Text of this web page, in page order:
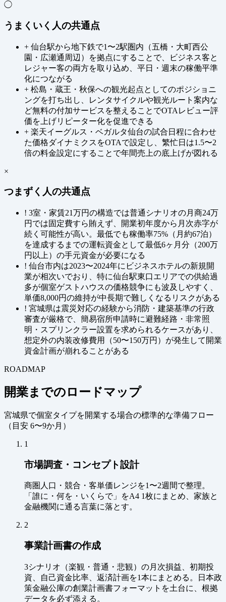
◯
うまくいく人の共通点
+ 仙台駅から地下鉄で1〜2駅圏内（五橋・大町西公
園・広瀬通周辺）を拠点にすることで、ビジネス客と
レジャー客の両方を取り込め、平日・週末の稼働平準
化につながる
+ 松島・蔵王・秋保への観光起点としてのポジショニ
ングを打ち出し、レンタサイクルや観光ルート案内な
ど無料の付加サービスを整えることでOTAレビュー評
価を上げリピーター化を促進できる
+ 楽天イーグルス・ベガルタ仙台の試合日程に合わせ
た価格ダイナミクスをOTAで設定し、繁忙日は1.5〜2
倍の料金設定にすることで年間売上の底上げが図れる
×
つまずく人の共通点
! 3室・家賃21万円の構造では普通シナリオの月商24万
円では固定費すら賄えず、開業初年度から月次赤字が
続く可能性が高い。最低でも稼働率75%（月約67泊）
を達成するまでの運転資金として最低6ヶ月分（200万
円以上）の手元資金が必要になる
! 仙台市内は2023〜2024年にビジネスホテルの新規開
業が相次いでおり、特に仙台駅東口エリアでの供給過
多が個室ゲストハウスの価格競争にも波及しやすく、
単価8,000円の維持が中長期で難しくなるリスクがある
! 宮城県は震災対応の経験から消防・建築基準の行政
審査が厳格で、簡易宿所申請時に避難経路・非常照
明・スプリンクラー設置を求められるケースがあり、
想定外の内装改修費用（50〜150万円）が発生して開業
資金計画が崩れることがある
ROADMAP
開業までのロードマップ
宮城県で個室タイプを開業する場合の標準的な準備フロー
（ 目安 6〜9か月 ）
1
市場調査・コンセプト設計
商圏人口・競合・客単価レンジを1〜2週間で整理。
「誰に・何を・いくらで」をA4 1枚にまとめ、家族と
金融機関に通る言葉に落とす。
2
事業計画書の作成
3シナリオ（楽観・普通・悲観）の月次損益、初期投
資、自己資金比率、返済計画を1本にまとめる。日本政
策金融公庫の創業計画書フォーマットを土台に、根拠
データを必ず添える。